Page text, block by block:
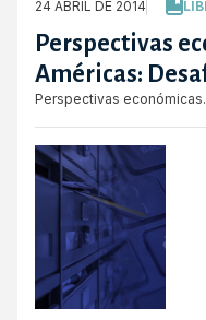
24 ABRIL DE 2014
Perspectivas
Américas:
Perspectivas